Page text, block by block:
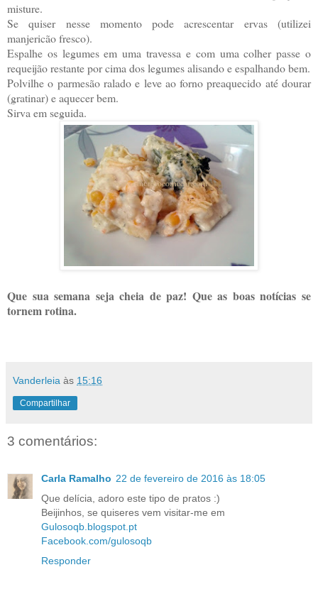
misture.
Se quiser nesse momento pode acrescentar ervas (utilizei
manjericão fresco).
Espalhe os legumes em uma travessa e com uma colher passe o
requeijão restante por cima dos legumes alisando e espalhando bem.
Polvilhe o parmesão ralado e leve ao forno preaquecido até dourar
(gratinar) e aquecer bem.
Sirva em seguida.
Que sua semana seja cheia de paz! Que as boas notícias se
tornem rotina.
Vanderleia às 15:16
Compartilhar
3 comentários:
Carla Ramalho 22 de fevereiro de 2016 às 18:05
Que delícia, adoro este tipo de pratos :)
Beijinhos, se quiseres vem visitar-me em
Gulosoqb.blogspot.pt
Facebook.com/gulosoqb
Responder